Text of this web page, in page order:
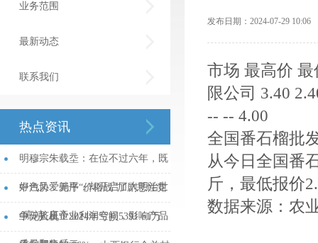
业务范围
最新动态
联系我们
热点资讯
明穆宗朱载坖：在位不过六年，既
好色又爱躺平，却开启了大明治世
_嘉靖_皇帝...
中汽协：无序“价格战”加剧恶性竞
争，挤压企业利润空间，影响产品
中无人机：2024年亏损5391.61万
发布日期：2024-07-29
市场 最高价
限公司 3.40
-- -- 4.00
全国番石榴批
从今日全国番
斤，最低报价
数据来源：农